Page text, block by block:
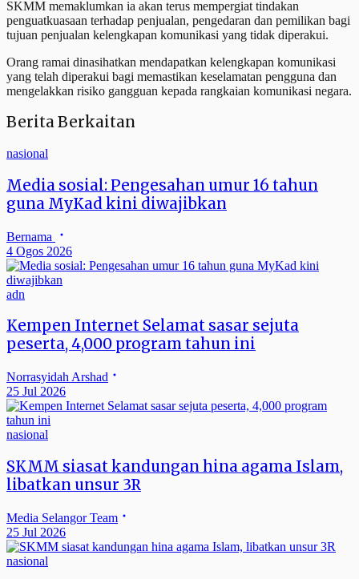
SKMM memaklumkan ia akan terus mempergiat tindakan
penguatkuasaan terhadap penjualan, pengedaran dan pemilikan bagi
tujuan penjualan kelengkapan komunikasi yang tidak diperakui.
Orang ramai dinasihatkan mendapatkan kelengkapan komunikasi
yang telah diperakui bagi memastikan keselamatan pengguna dan
mengelakkan risiko gangguan kepada rangkaian komunikasi negara.
Berita Berkaitan
nasional
Media sosial: Pengesahan umur 16 tahun
guna MyKad kini diwajibkan
Bernama
4 Ogos 2026
adn
Kempen Internet Selamat sasar sejuta
peserta, 4,000 program tahun ini
Norrasyidah Arshad
25 Jul 2026
nasional
SKMM siasat kandungan hina agama Islam,
libatkan unsur 3R
Media Selangor Team
25 Jul 2026
nasional